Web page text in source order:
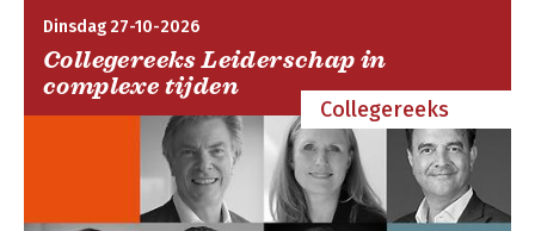
Teamspel Waag de
Mijn persoonlijk
leiderschap - GROEI
SNOEI BLOEI
Bekijk alle boeken
Teamspel Bouwen
aan vertrouwen©
Toolkit voor meer
betrokkenheid en
samenwerking
Dinsdag 27-10-2026
Collegereeks Leiderschap in
complexe tijden
Collegereeks